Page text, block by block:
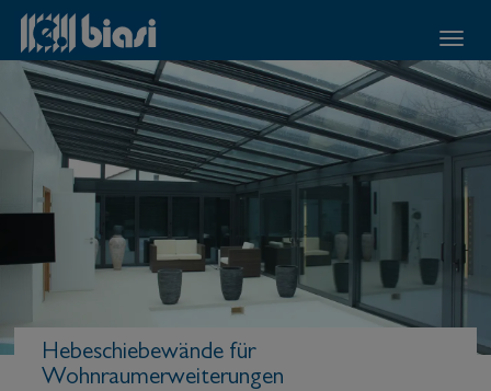
Hebeschiebewände für
Wohnraumerweiterungen